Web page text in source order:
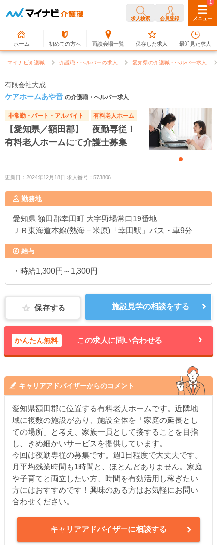
求人検索 会員登録 メニュー
ホーム 初めての方へ 面談会場一覧
0
保存した求人
1
最近見た求人
マイナビ介護職 介護職・ヘルパーの求人 愛知県の介護職・ヘルパー求人
有限会社大成
ケアホームあや音 の介護職・ヘルパー求人
非常勤・パート・アルバイト 有料老人ホーム
【愛知県／額田郡】 夜勤専従！
有料老人ホームにて介護士募集
更新日：2024年12月18日 求人番号：573806
勤務地
愛知県 額田郡幸田町 大字野場常口19番地
ＪＲ東海道本線(熱海－米原)「幸田駅」バス・車9分
給与
・時給1,300円～1,300円
保存する 施設見学の相談をする
かんたん無料 この求人に問い合わせる
キャリアアドバイザーからのコメント
愛知県額田郡に位置する有料老人ホームです。近隣地
域に複数の施設があり、施設全体を「家庭の延長とし
ての場所」と考え、家族一員として接することを目指
し、きめ細かいサービスを提供しています。
今回は夜勤専従の募集です。週1日程度で大丈夫です。
月平均残業時間も1時間と、ほとんどありません。家庭
や子育てと両立したい方、時間を有効活用し稼ぎたい
方にはおすすめです！興味のある方はお気軽にお問い
合わせください。
キャリアアドバイザーに相談する